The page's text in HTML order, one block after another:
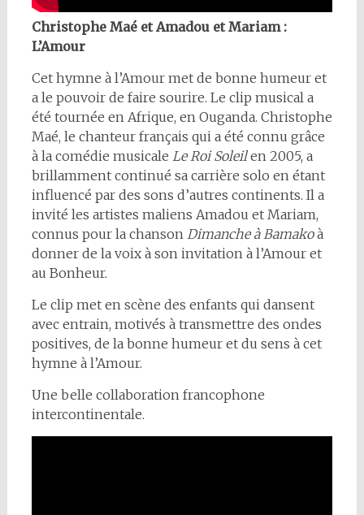
Christophe Maé et Amadou et Mariam :
L’Amour
Cet hymne à l’Amour met de bonne humeur et
a le pouvoir de faire sourire. Le clip musical a
été tournée en Afrique, en Ouganda. Christophe
Maé, le chanteur français qui a été connu grâce
à la comédie musicale Le Roi Soleilen 2005, a
brillamment continué sa carrière solo en étant
influencé par des sons d’autres continents. Il a
invité les artistes maliens Amadou et Mariam,
connus pour la chanson Dimanche à Bamakoà
donner de la voix à son invitation à l’Amour et
au Bonheur.
Le clip met en scène des enfants qui dansent
avec entrain, motivés à transmettre des ondes
positives, de la bonne humeur et du sens à cet
hymne à l’Amour.
Une belle collaboration francophone
intercontinentale.